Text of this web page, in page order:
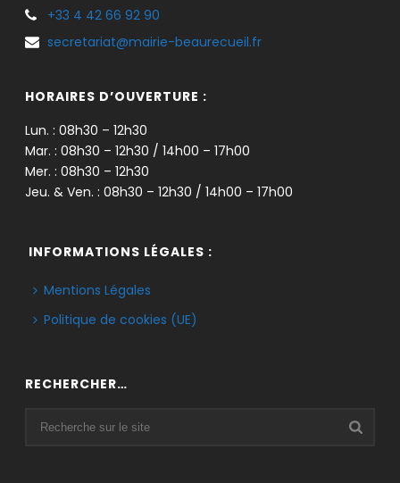
+33 4 42 66 92 90
secretariat@mairie-beaurecueil.fr
HORAIRES D’OUVERTURE :
Lun. : 08h30 – 12h30
Mar. : 08h30 – 12h30 / 14h00 – 17h00
Mer. : 08h30 – 12h30
Jeu. & Ven. : 08h30 – 12h30 / 14h00 – 17h00
INFORMATIONS LÉGALES :
Mentions Légales
Politique de cookies (UE)
RECHERCHER…